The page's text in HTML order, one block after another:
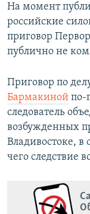
На момент
российские
приговор
публично не
Приговор по
Бармакиной по-
следователь
возбужденных
Владивостоке, в
чего следствие